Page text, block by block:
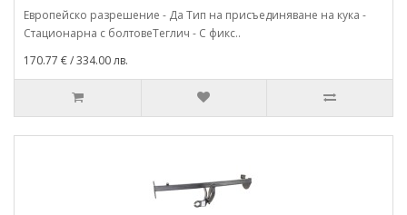
Европейско разрешение - Да Тип на присъединяване на кука -
Стационарна с болтовеТеглич - С фикс..
170.77 €/ 334.00 лв.